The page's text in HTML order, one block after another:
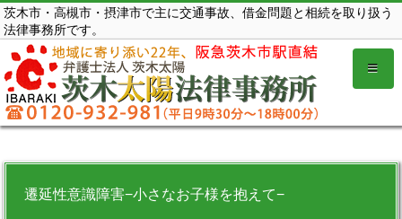
コ
ン
テ
ン
ツ
を
茨木市・高槻市・摂津市で主に交通事故、借金問題と相続を取り扱う
法律事務所です。
遷延性意識障害−小さなお子様を抱えて−